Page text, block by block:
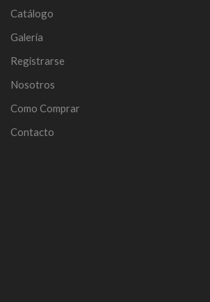
Catálogo
Galería
Registrarse
Nosotros
Como Comprar
Contacto